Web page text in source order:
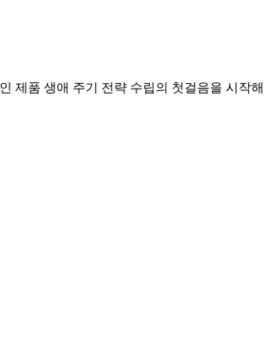
제품 생애 주기 전략 수립의 첫걸음을 시작해